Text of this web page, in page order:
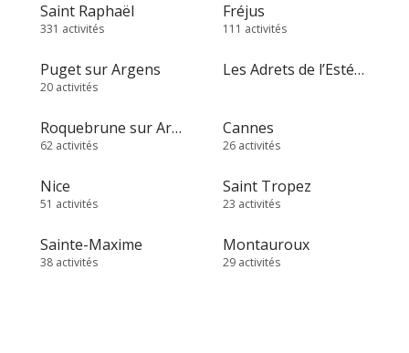
Saint Raphaël
331 activités
Fréjus
111 activités
Puget sur Argens
20 activités
Les Adrets de l’Estérel
Roquebrune sur Argens
62 activités
Cannes
26 activités
Nice
51 activités
Saint Tropez
23 activités
Sainte-Maxime
38 activités
Montauroux
29 activités